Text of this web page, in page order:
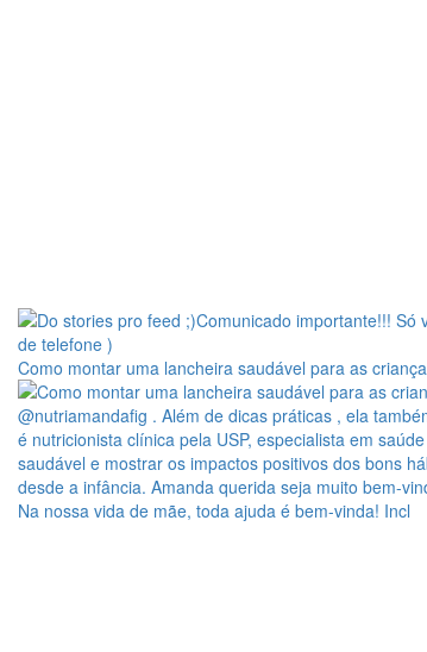
Como montar uma lancheira saudável para as criança
Na nossa vida de mãe, toda ajuda é bem-vinda! Incl